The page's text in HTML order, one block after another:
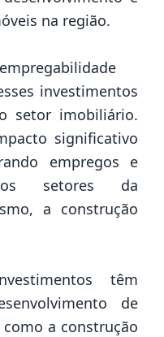
na região.
investimentos
setor imobiliário.
significativo
empregos e
setores da
a construção
têm
de
a construção